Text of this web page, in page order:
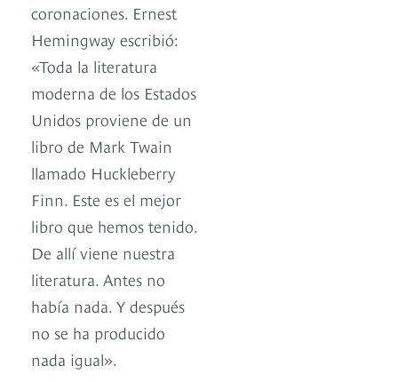
coronaciones. Ernest
Hemingway escribió:
«Toda la literatura
moderna de los Estados
Unidos proviene de un
libro de Mark Twain
llamado Huckleberry
Finn. Este es el mejor
libro que hemos tenido.
De allí viene nuestra
literatura. Antes no
había nada. Y después
no se ha producido
nada igual».